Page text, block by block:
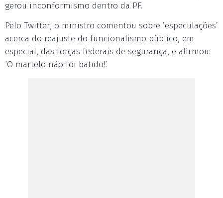
gerou inconformismo dentro da PF.
Pelo Twitter, o ministro comentou sobre ’especulações’
acerca do reajuste do funcionalismo público, em
especial, das forças federais de segurança, e afirmou:
‘O martelo não foi batido!‘.